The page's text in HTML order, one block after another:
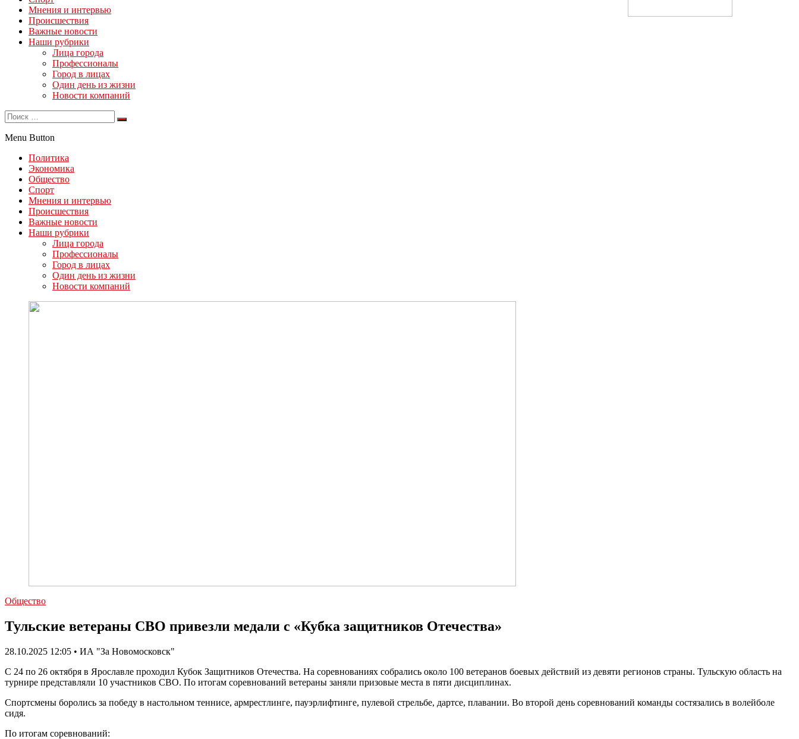
Мнения и интервью
Происшествия
Важные новости
Наши рубрики
Лица города
Профессионалы
Город в лицах
Один день из жизни
Новости компаний
Menu Button
Политика
Экономика
Общество
Спорт
Мнения и интервью
Происшествия
Важные новости
Наши рубрики
Лица города
Профессионалы
Город в лицах
Один день из жизни
Новости компаний
Общество
Тульские ветераны СВО привезли медали с «Кубка защитников Отечества»
28.10.2025 12:05 • ИА "За Новомосковск"
С 24 по 26 октября в Ярославле проходил Кубок Защитников Отечества. На соревнованиях собрались около 100 ветеранов боевых действий из девяти регионов страны. Тульскую область на
турнире представляли 10 участников СВО. По итогам соревнований ветераны заняли призовые места в пяти дисциплинах.
Спортсмены боролись за победу в настольном теннисе, армрестлинге, пауэрлифтинге, пулевой стрельбе, дартсе, плавании. Во второй день соревнований команды состязались в волейболе
сидя.
По итогам соревнований: